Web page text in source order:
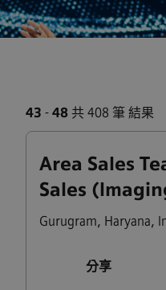
43 - 48 共 408 筆 結果
Area Sales
Sales
Gurugram, Haryana,
分享